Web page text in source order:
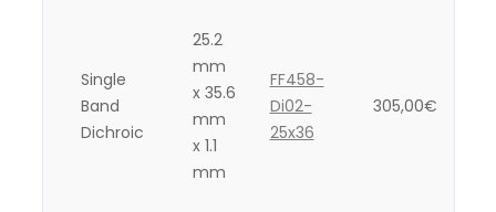
Single
Band
Dichroic
25.2
mm
x 35.6
mm
x 1.1
mm
FF458-
Di02-
25x36
305,00€